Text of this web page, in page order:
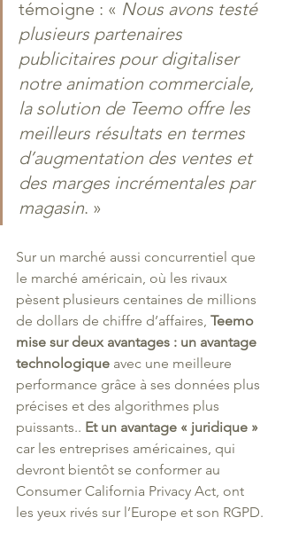
témoigne : « Nous avons testé
plusieurs partenaires
publicitaires pour digitaliser
notre animation commerciale,
la solution de Teemo offre les
meilleurs résultats en termes
d’augmentation des ventes et
des marges incrémentales par
magasin. »
Sur un marché aussi concurrentiel que
le marché américain, où les rivaux
pèsent plusieurs centaines de millions
de dollars de chiffre d’affaires, Teemo
mise sur deux avantages : un avantage
technologique avec une meilleure
performance grâce à ses données plus
précises et des algorithmes plus
puissants.. Et un avantage « juridique »
car les entreprises américaines, qui
devront bientôt se conformer au
Consumer California Privacy Act, ont
les yeux rivés sur l’Europe et son RGPD.